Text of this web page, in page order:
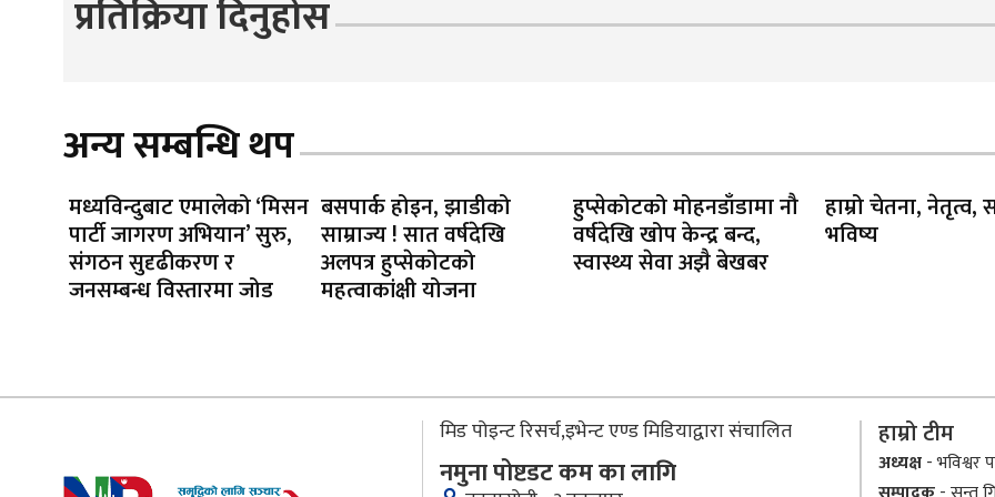
प्रतिक्रिया दिनुहोस
अन्य सम्बन्धि थप
मध्यविन्दुबाट एमालेको ‘मिसन
पार्टी जागरण अभियान’ सुरु,
संगठन सुदृढीकरण र
जनसम्बन्ध विस्तारमा जोड
बसपार्क होइन, झाडीको
साम्राज्य ! सात वर्षदेखि
अलपत्र हुप्सेकोटको
महत्वाकांक्षी योजना
हुप्सेकोटको मोहनडाँडामा नौ
वर्षदेखि खोप केन्द्र बन्द,
स्वास्थ्य सेवा अझै बेखबर
हाम्रो चेतना, नेतृत्व,
भविष्य
मिड पोइन्ट रिसर्च,इभेन्ट एण्ड मिडियाद्वारा संचालित
नमुना पोष्टडट कम का लागि
हाम्रो टीम
अध्यक्ष- भविश्वर